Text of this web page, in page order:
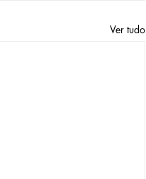
Ver tudo